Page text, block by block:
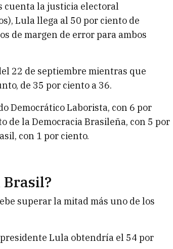
cuenta la justicia electoral
Lula llega al 50 por ciento de
de margen de error para ambos
22 de septiembre mientras que
de 35 por ciento a 36.
Democrático Laborista, con 6 por
de la Democracia Brasileña, con 5 por
con 1 por ciento.
Brasil?
superar la mitad más uno de los
Lula obtendría el 54 por